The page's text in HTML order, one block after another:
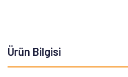
Ürün Bilgisi